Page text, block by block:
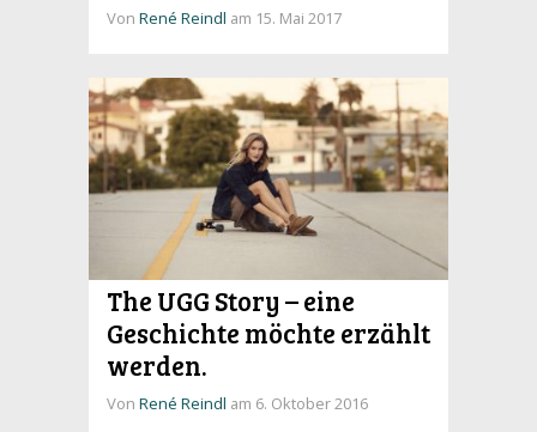
Von René Reindl am 15. Mai 2017
The UGG Story – eine
Geschichte möchte erzählt
werden.
Von René Reindl am 6. Oktober 2016